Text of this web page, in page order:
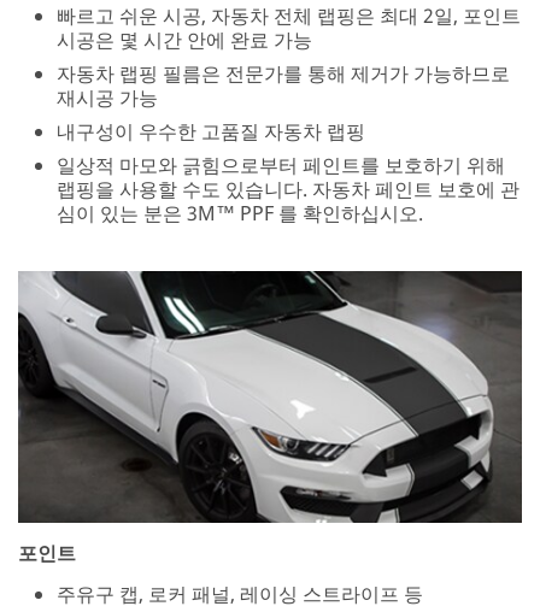
빠르고 쉬운 시공, 자동차 전체 랩핑은 최대 2일, 포인트
시공은 몇 시간 안에 완료 가능
자동차 랩핑 필름은 전문가를 통해 제거가 가능하므로
재시공 가능
내구성이 우수한 고품질 자동차 랩핑
일상적 마모와 긁힘으로부터 페인트를 보호하기 위해
랩핑을 사용할 수도 있습니다. 자동차 페인트 보호에 관
심이 있는 분은 3M™ PPF 를 확인하십시오.
포인트
주유구 캡, 로커 패널, 레이싱 스트라이프 등